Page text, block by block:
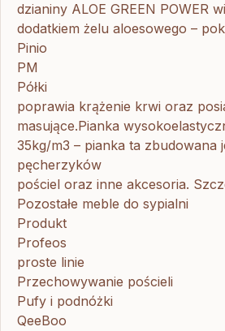
dzianiny ALOE GREEN POWER
dodatkiem żelu aloesowego –
Pinio
PM
Półki
poprawia krążenie krwi oraz
masujące.Pianka
35kg/m3 – pianka ta zbudowana
pęcherzyków
pościel oraz inne akcesoria.
Pozostałe meble do sypialni
Produkt
Profeos
proste linie
Przechowywanie pościeli
Pufy i podnóżki
QeeBoo